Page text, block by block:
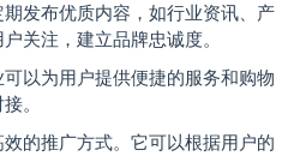
发布优质内容，如行业资讯、产
关注，建立品牌忠诚度。
以为用户提供便捷的服务和购物
。
的推广方式。它可以根据用户的